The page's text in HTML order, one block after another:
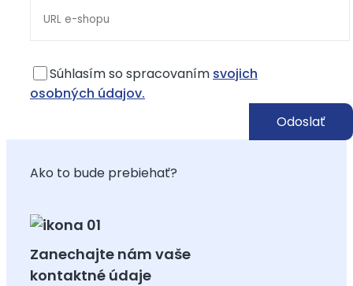
Súhlasím so spracovaním svojich
osobných údajov.
Ako to bude prebiehať?
Zanechajte nám vaše
kontaktné údaje